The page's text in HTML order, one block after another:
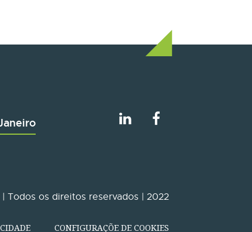
Todos os direitos reservados | 2022
CONFIGURAÇÕE DE COOKIES